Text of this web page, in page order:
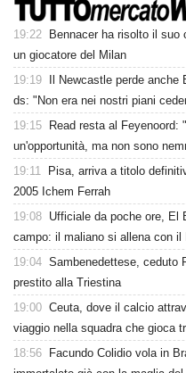
19:22
Bennacer ha risolto il suo
un giocatore del Milan
19:19
Il Newcastle perde anche
ds: "Non era nei nostri piani
19:15
Read resta al Feyenoord:
un'opportunità, ma non sono
19:11
Pisa, arriva a titolo
2005 Ichem Ferrah
19:08 Ufficiale da poche ore, El
campo: il maliano si allena con il
19:04 Sambenedettese, ceduto
prestito alla Triestina
19:00 Ceuta, dove il calcio
viaggio nella squadra che gioca
18:56
Facundo Colidio vola in